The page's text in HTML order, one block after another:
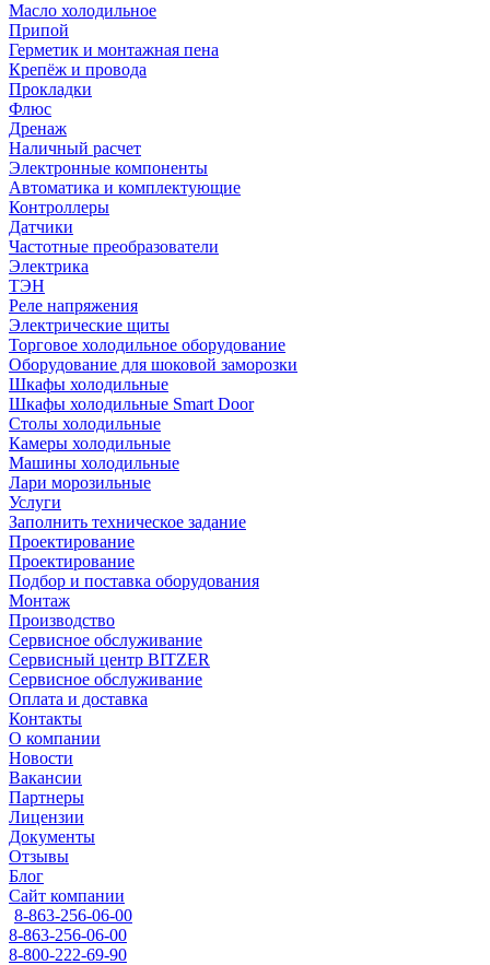
Масло холодильное
Припой
Герметик и монтажная пена
Крепёж и провода
Прокладки
Флюс
Дренаж
Наличный расчет
Электронные компоненты
Автоматика и комплектующие
Контроллеры
Датчики
Частотные преобразователи
Электрика
ТЭН
Реле напряжения
Электрические щиты
Торговое холодильное оборудование
Оборудование для шоковой заморозки
Шкафы холодильные
Шкафы холодильные Smart Door
Столы холодильные
Камеры холодильные
Машины холодильные
Лари морозильные
Услуги
Заполнить техническое задание
Проектирование
Проектирование
Подбор и поставка оборудования
Монтаж
Производство
Сервисное обслуживание
Сервисный центр BITZER
Сервисное обслуживание
Оплата и доставка
Контакты
О компании
Новости
Вакансии
Партнеры
Лицензии
Документы
Отзывы
Блог
Сайт компании
8-863-256-06-00
8-863-256-06-00
8-800-222-69-90